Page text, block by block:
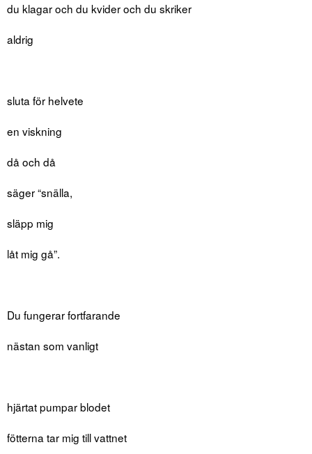
du klagar och du kvider och du skriker
aldrig
sluta för helvete
en viskning
då och då
säger “snälla,
släpp mig
låt mig gå”.
Du fungerar fortfarande
nästan som vanligt
hjärtat pumpar blodet
fötterna tar mig till vattnet